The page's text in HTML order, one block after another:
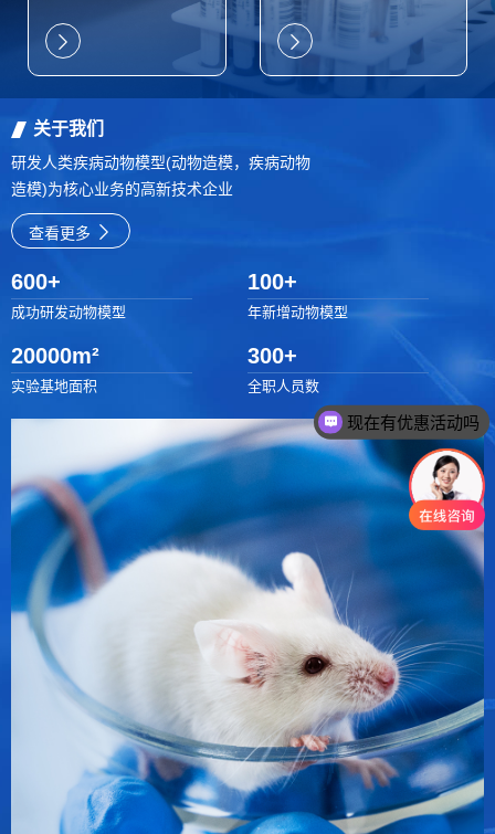
关于我们
研发人类疾病动物模型(动物造模，疾病动物
造模)为核心业务的高新技术企业
查看更多
600+
成功研发动物模型
100+
年新增动物模型
20000m²
实验基地面积
300+
全职人员数
现在有优惠活动吗